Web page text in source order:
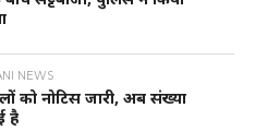
NEWS
को नोटिस जारी, अब संख्या
है